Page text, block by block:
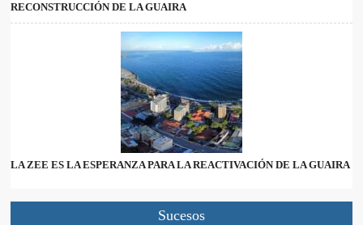
RECONSTRUCCIÓN DE LA GUAIRA
LA ZEE ES LA ESPERANZA PARA LA REACTIVACIÓN DE LA GUAIRA
Sucesos